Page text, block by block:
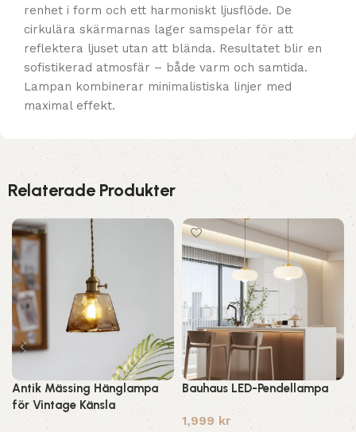
renhet i form och ett harmoniskt ljusflöde. De
cirkulära skärmarnas lager samspelar för att
reflektera ljuset utan att blända. Resultatet blir en
sofistikerad atmosfär – både varm och samtida.
Lampan kombinerar minimalistiska linjer med
maximal effekt.
Relaterade Produkter
Antik Mässing Hänglampa
för Vintage Känsla
Bauhaus LED-Pendellampa
1,999 kr